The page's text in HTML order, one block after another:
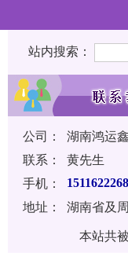
站内搜索：
公司：
湖南鸿运
联系：
黄先生
手机：
地址：
湖南省及
本站共